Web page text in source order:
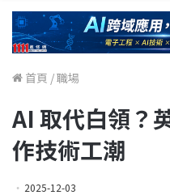
首頁 /職場
AI 取代白領？
作技術工潮
2025-12-03